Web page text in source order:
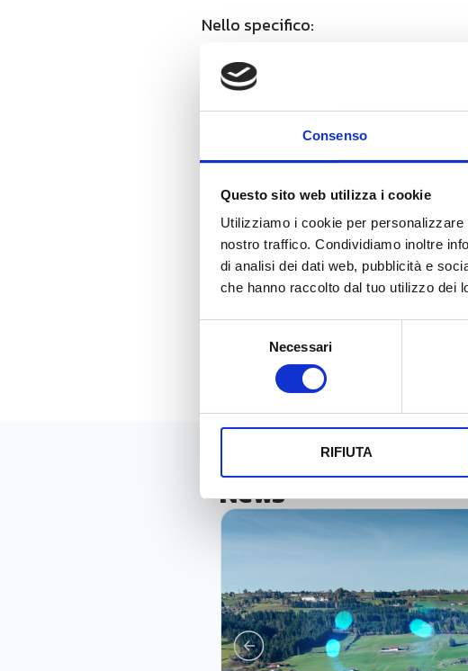
Consenso
Questo sito web utilizza i cookie
Utilizziamo i cookie per
nostro traffico. Condividiamo inoltre
di analisi dei dati web, pubblicità e
che hanno raccolto dal tuo utilizzo dei
Necessari
RIFIUTA
Nello specifico:
– leforniture funzionali
S.p.A.Azienda Municipalizzata
dell’intera Città Metropolitana del
– la realizzazione del “servizio di
idropotabile, dotati di funzionalità
metropolitana diFirenze – Prato
News